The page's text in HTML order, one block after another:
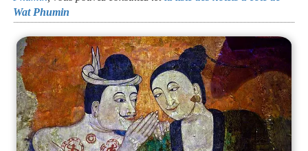
Wat Phumin